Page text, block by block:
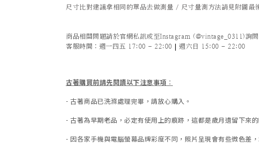
尺寸比對建議拿相同的單品去做測量 / 尺寸量測方法請見附圖最
商品相關問題請於官網私訊或至Instagram (@vintage_0311)詢問
客服時間 ：週一四五 17:00 - 22:00 | 週六日 15:00 - 22:00
古著購買前請先閱讀以下注意事項 ：
- 古著商品已洗滌處理完畢，請放心購入。
- 古著為早期老品，必定有使用上的痕跡，這都是歲月遺留下來
- 因各家手機與電腦螢幕品牌彩度不同，照片呈現會有些微色差，